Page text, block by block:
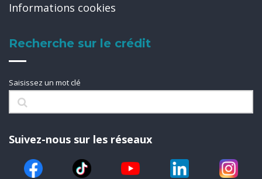
Informations cookies
Recherche sur le crédit
Saisissez un mot clé
Suivez-nous sur les réseaux